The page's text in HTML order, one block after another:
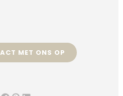
MET ONS OP